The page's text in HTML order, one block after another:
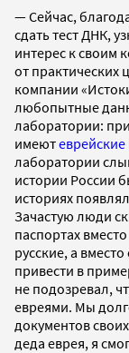
— Сейчас,
сдать тест ДНК,
интерес к своим
от практических
компании
любопытные
лаборатории:
имеют
лаборатории
истории России
историях
Зачастую люди
паспортах вместо
русские, а
привести в
не подозревал,
евреями. Мы
документов
деда еврея, я